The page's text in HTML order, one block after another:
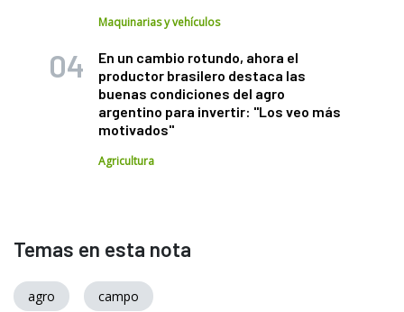
Maquinarias y vehículos
En un cambio rotundo, ahora el
productor brasilero destaca las
buenas condiciones del agro
argentino para invertir: "Los veo más
motivados"
Agricultura
Temas en esta nota
agro campo